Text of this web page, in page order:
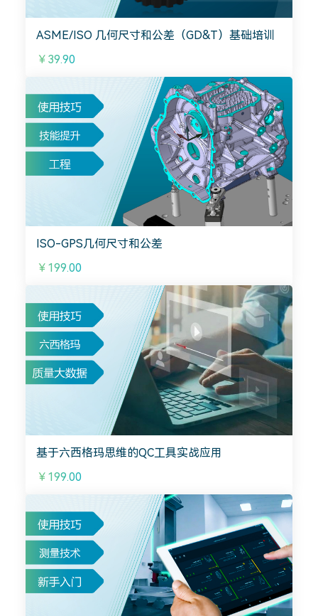
ASME/ISO 几何尺寸和公差（GD&T）基础培训
￥39.90
ISO-GPS几何尺寸和公差
￥199.00
基于六西格玛思维的QC工具实战应用
￥199.00